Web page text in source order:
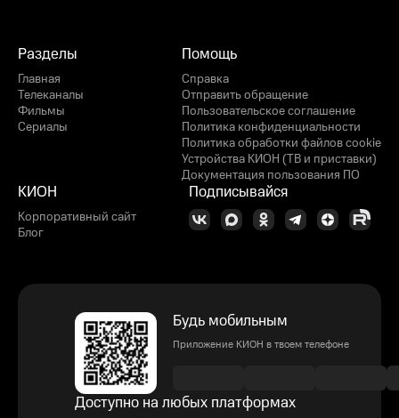
Разделы
Главная
Телеканалы
Фильмы
Сериалы
Помощь
Справка
Отправить обращение
Пользовательское соглашение
Политика конфиденциальности
Политика обработки файлов cookie
Устройства КИОН (ТВ и приставки)
Документация пользования ПО
КИОН
Корпоративный сайт
Блог
Подписывайся
Будь мобильным
Приложение КИОН в твоем телефоне
Доступно на любых платформах